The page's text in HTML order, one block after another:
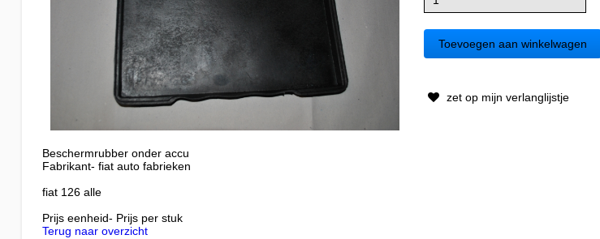
zet op mijn verlanglijstje
Beschermrubber onder accu
Fabrikant- fiat auto fabrieken
fiat 126 alle
Prijs eenheid- Prijs per stuk
Terug naar overzicht